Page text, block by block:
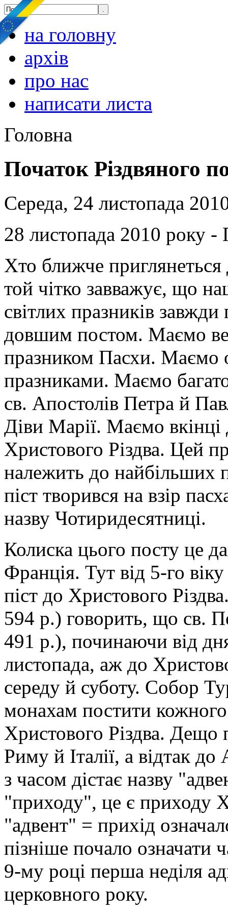
на головну
архів
про нас
написати листа
Головна
Початок Різдвяного
Середа, 24 листопада
28 листопада 2010 року -
Хто ближче
той чітко завважує, що
світлих празників
довшим постом. Маємо
празником Пасхи. Маємо
празниками. Маємо
св. Апостолів Петра й
Діви Марії. Маємо вкінці
Христового Різдва. Цей
належить до найбільших
піст творився на взір
назву Чотиридесятниці.
Колиска цього посту це
Франція. Тут від 5-го
піст до Христового
594 р.) говорить, що св.
491 р.), починаючи від
листопада, аж до
середу й суботу. Собор
монахам постити
Христового Різдва. Дещо
Риму й Італії, а відтак до
з часом дістає назву
"приходу", це є приходу
"адвент" = прихід
пізніше почало означати
9-му рoці перша неділя
церковного року.